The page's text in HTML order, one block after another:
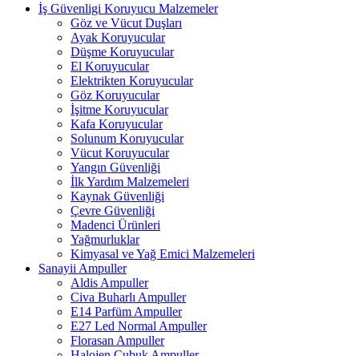
İş Güvenligi Koruyucu Malzemeler
Göz ve Vücut Duşları
Ayak Koruyucular
Düşme Koruyucular
El Koruyucular
Elektrikten Koruyucular
Göz Koruyucular
İşitme Koruyucular
Kafa Koruyucular
Solunum Koruyucular
Vücut Koruyucular
Yangın Güvenliği
İlk Yardım Malzemeleri
Kaynak Güvenliği
Çevre Güvenliği
Madenci Ürünleri
Yağmurluklar
Kimyasal ve Yağ Emici Malzemeleri
Sanayii Ampuller
Aldis Ampuller
Civa Buharlı Ampuller
E14 Parfüm Ampuller
E27 Led Normal Ampuller
Florasan Ampuller